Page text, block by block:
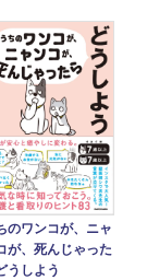
のワンコが、ニャ
が、死んじゃった
うしよう